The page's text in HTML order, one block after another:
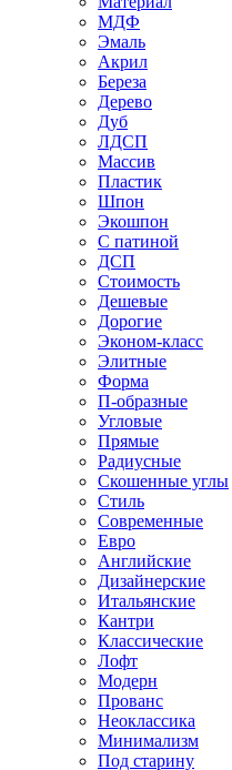
МДФ
Эмаль
Акрил
Береза
Дерево
Дуб
ЛДСП
Массив
Пластик
Шпон
Экошпон
С патиной
ДСП
Стоимость
Дешевые
Дорогие
Эконом-класс
Элитные
Форма
П-образные
Угловые
Прямые
Радиусные
Скошенные углы
Стиль
Современные
Евро
Английские
Дизайнерские
Итальянские
Кантри
Классические
Лофт
Модерн
Прованс
Неоклассика
Минимализм
Под старину